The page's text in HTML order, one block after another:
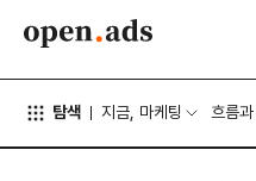
탐색 지금, 마케팅 흐름